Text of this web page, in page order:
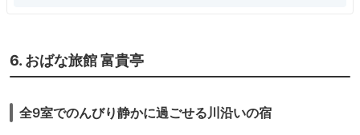
6. おばな旅館 富貴亭
全9室でのんびり静かに過ごせる川沿いの宿